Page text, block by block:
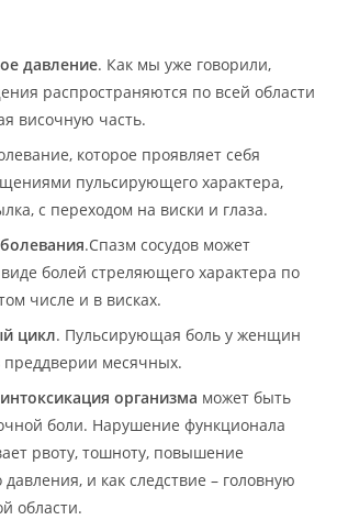
давление. Как мы уже говорили,
распространяются по всей области
височную часть.
которое проявляет себя
пульсирующего характера,
с переходом на виски и глаза.
.Спазм сосудов может
болей стреляющего характера по
числе и в висках.
цикл. Пульсирующая боль у женщин
преддверии месячных.
организма может быть
боли. Нарушение функционала
рвоту, тошноту, повышение
и как следствие – головную
области.